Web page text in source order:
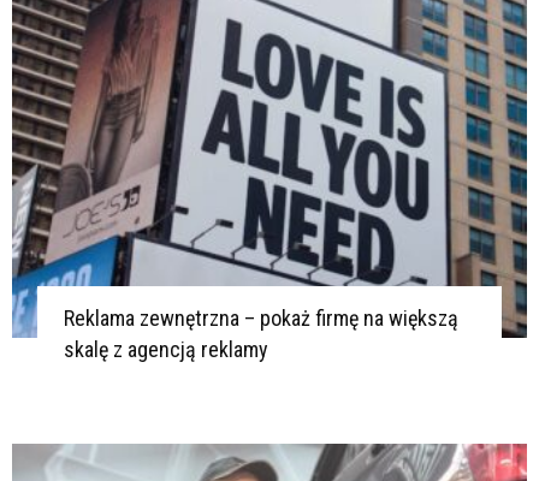
Reklama zewnętrzna – pokaż firmę na większą
skalę z agencją reklamy